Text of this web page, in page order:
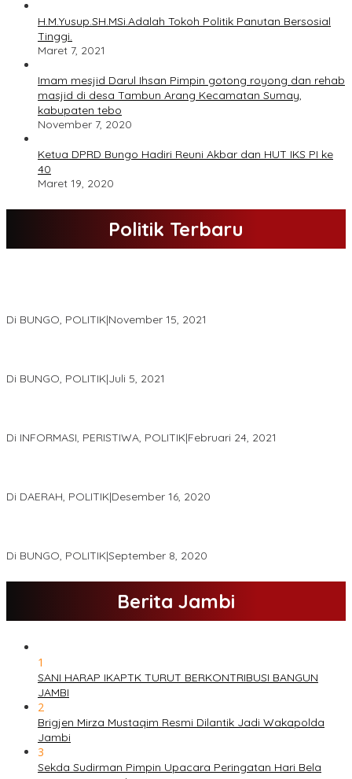
H.M.Yusup.SH.MSi.Adalah Tokoh Politik Panutan Bersosial
Tinggi.
Maret 7, 2021
Imam mesjid Darul Ihsan Pimpin gotong royong dan rehab
masjid di desa Tambun Arang Kecamatan Sumay,
kabupaten tebo
November 7, 2020
Ketua DPRD Bungo Hadiri Reuni Akbar dan HUT IKS PI ke
40
Maret 19, 2020
Politik Terbaru
Di BUNGO, POLITIK|November 15, 2021
Di BUNGO, POLITIK|Juli 5, 2021
Di INFORMASI, PERISTIWA, POLITIK|Februari 24, 2021
Di DAERAH, POLITIK|Desember 16, 2020
Di BUNGO, POLITIK|September 8, 2020
Berita Jambi
1
SANI HARAP IKAPTK TURUT BERKONTRIBUSI BANGUN
JAMBI
2
Brigjen Mirza Mustaqim Resmi Dilantik Jadi Wakapolda
Jambi
3
Sekda Sudirman Pimpin Upacara Peringatan Hari Bela